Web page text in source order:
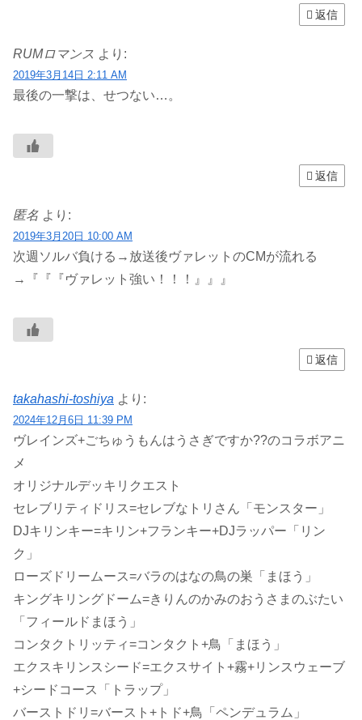
返信
RUMロマンス より:
2019年3月14日 2:11 AM
最後の一撃は、せつない…。
返信
匿名 より:
2019年3月20日 10:00 AM
次週ソルバ負ける→放送後ヴァレットのCMが流れる
→『『『ヴァレット強い！！！』』』
返信
takahashi-toshiya より:
2024年12月6日 11:39 PM
ヴレインズ+ごちゅうもんはうさぎですか??のコラボアニ
メ
オリジナルデッキリクエスト
セレブリティドリス=セレブなトリさん「モンスター」
DJキリンキー=キリン+フランキー+DJラッパー「リン
ク」
ローズドリームース=バラのはなの鳥の巣「まほう」
キングキリングドーム=きりんのかみのおうさまのぶたい
「フィールドまほう」
コンタクトリッティ=コンタクト+鳥「まほう」
エクスキリンスシード=エクスサイト+霧+リンスウェーブ
+シードコース「トラップ」
バーストドリ=バースト+トド+鳥「ペンデュラム」